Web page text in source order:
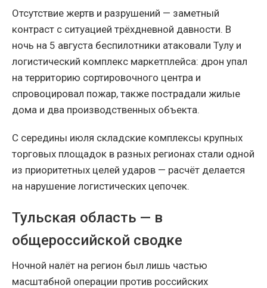
Отсутствие жертв и разрушений — заметный
контраст с ситуацией трёхдневной давности. В
ночь на 5 августа беспилотники атаковали Тулу и
логистический комплекс маркетплейса: дрон упал
на территорию сортировочного центра и
спровоцировал пожар, также пострадали жилые
дома и два производственных объекта.
С середины июля складские комплексы крупных
торговых площадок в разных регионах стали одной
из приоритетных целей ударов — расчёт делается
на нарушение логистических цепочек.
Тульская область — в
общероссийской сводке
Ночной налёт на регион был лишь частью
масштабной операции против российских